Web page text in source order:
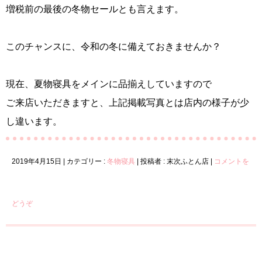
増税前の最後の冬物セールとも言えます。
このチャンスに、令和の冬に備えておきませんか？
現在、夏物寝具をメインに品揃えしていますので
ご来店いただきますと、上記掲載写真とは店内の様子が少
し違います。
2019年4月15日 カテゴリー : 冬物寝具 投稿者 : 末次ふとん店 コメントを
どうぞ